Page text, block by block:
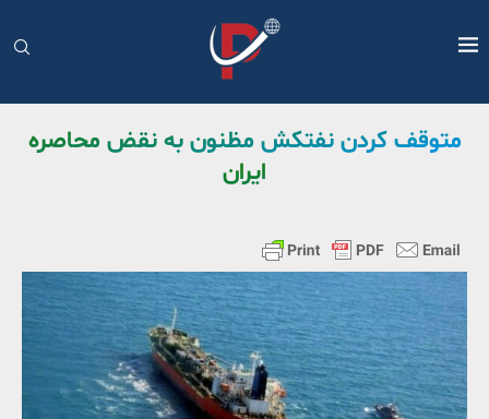
متوقف کردن نفتکش مظنون به نقض محاصره
ایران